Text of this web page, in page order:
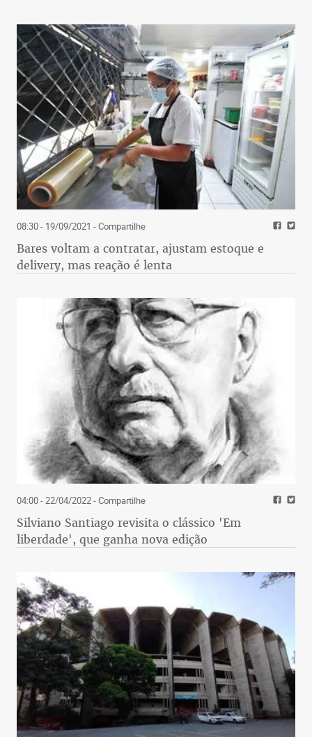
08:30 - 19/09/2021 - Compartilhe
Bares voltam a contratar, ajustam estoque e
delivery, mas reação é lenta
04:00 - 22/04/2022- Compartilhe
Silviano Santiago revisita o clássico 'Em
liberdade', que ganha nova edição